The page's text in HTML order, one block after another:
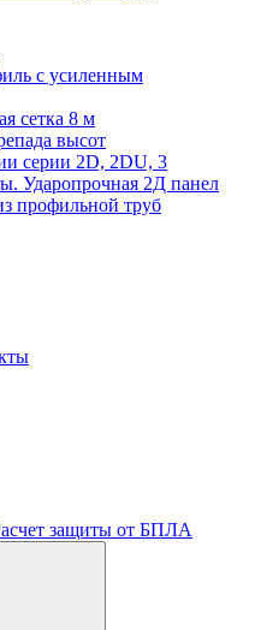
с усиленным
сетка 8 м
высот
серии 2D, 2DU, 3
Ударопрочная 2Д панел
профильной труб
защиты от БПЛА